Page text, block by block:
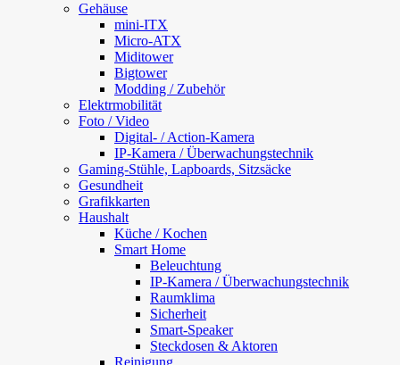
Gehäuse
mini-ITX
Micro-ATX
Miditower
Bigtower
Modding / Zubehör
Elektrmobilität
Foto / Video
Digital- / Action-Kamera
IP-Kamera / Überwachungstechnik
Gaming-Stühle, Lapboards, Sitzsäcke
Gesundheit
Grafikkarten
Haushalt
Küche / Kochen
Smart Home
Beleuchtung
IP-Kamera / Überwachungstechnik
Raumklima
Sicherheit
Smart-Speaker
Steckdosen & Aktoren
Reinigung